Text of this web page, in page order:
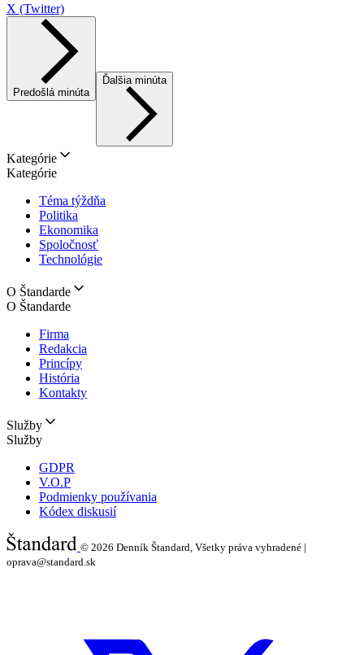
X (Twitter)
Predošlá minúta
Ďalšia minúta
Kategórie
Kategórie
Téma týždňa
Politika
Ekonomika
Spoločnosť
Technológie
O Štandarde
O Štandarde
Firma
Redakcia
Princípy
História
Kontakty
Služby
Služby
GDPR
V.O.P
Podmienky používania
Kódex diskusií
© 2026 Denník Štandard, Všetky práva vyhradené |
oprava@standard.sk